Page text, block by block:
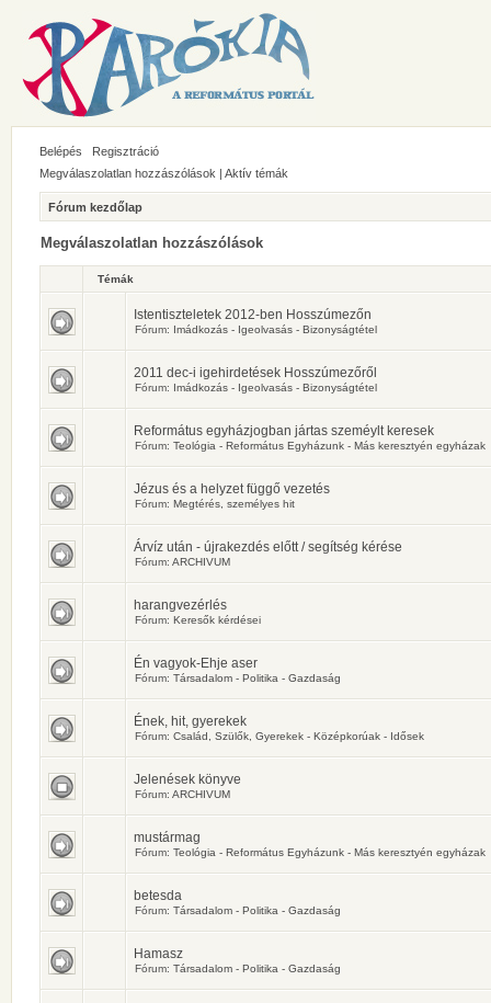
Belépés
Regisztráció
Megválaszolatlan hozzászólások | Aktív témák
Fórum kezdőlap
Megválaszolatlan hozzászólások
Témák
Istentiszteletek 2012-ben Hosszúmezőn
Fórum: Imádkozás - Igeolvasás - Bizonyságtétel
2011 dec-i igehirdetések Hosszúmezőről
Fórum: Imádkozás - Igeolvasás - Bizonyságtétel
Református egyházjogban jártas szeméylt keresek
Fórum: Teológia - Református Egyházunk - Más keresztyén egyházak
Jézus és a helyzet függő vezetés
Fórum: Megtérés, személyes hit
Árvíz után - újrakezdés előtt / segítség kérése
Fórum: ARCHIVUM
harangvezérlés
Fórum: Keresők kérdései
Én vagyok-Ehje aser
Fórum: Társadalom - Politika - Gazdaság
Ének, hit, gyerekek
Fórum: Család, Szülők, Gyerekek - Középkorúak - Idősek
Jelenések könyve
Fórum: ARCHIVUM
mustármag
Fórum: Teológia - Református Egyházunk - Más keresztyén egyházak
betesda
Fórum: Társadalom - Politika - Gazdaság
Hamasz
Fórum: Társadalom - Politika - Gazdaság